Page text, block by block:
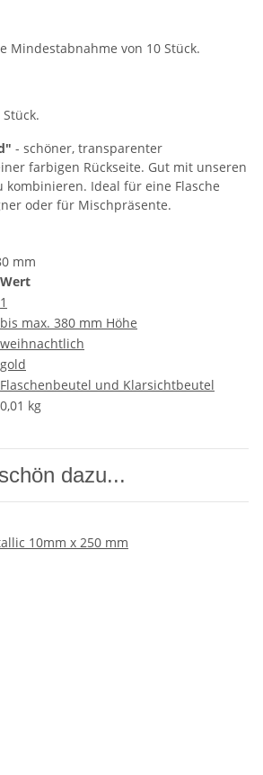
Mindestabnahme von 10 Stück.
- schöner, transparenter
farbigen Rückseite. Gut mit unseren
kombinieren. Ideal für eine Flasche
oder für Mischpräsente.
mm
Wert
1
bis max. 380 mm Höhe
weihnachtlich
gold
Flaschenbeutel und Klarsichtbeutel
0,01 kg
schön dazu...